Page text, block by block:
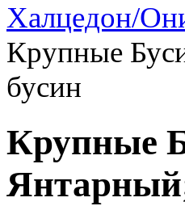
Халцедон/
Крупные
бусин
Крупные